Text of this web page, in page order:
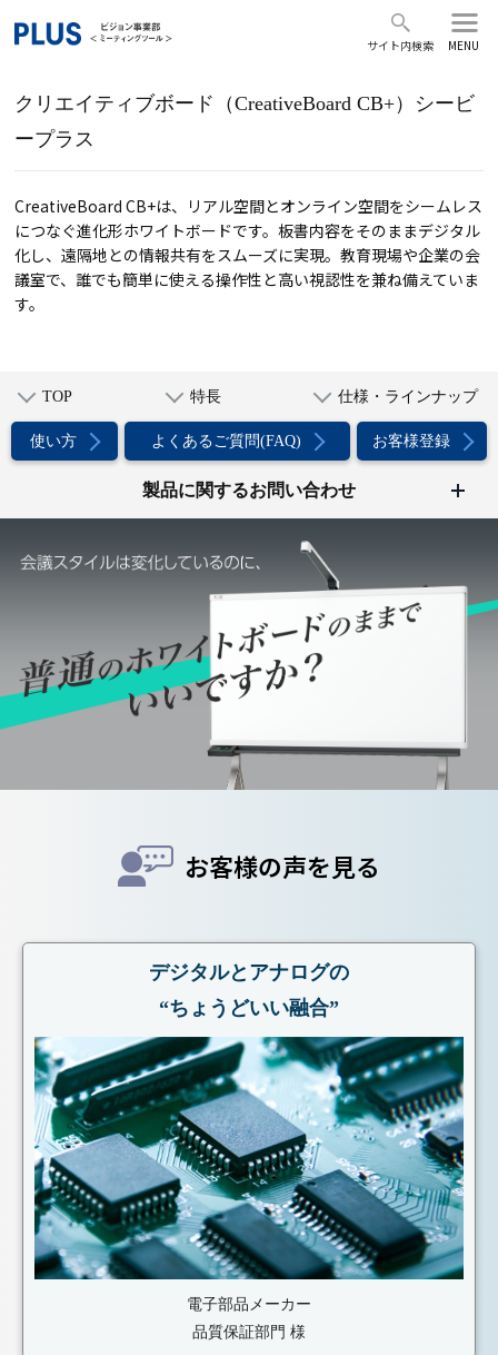
サイト内検索 MENU
クリエイティブボード（CreativeBoard CB+）シービ
ープラス
CreativeBoard CB+は、リアル空間とオンライン空間をシームレス
につなぐ進化形ホワイトボードです。板書内容をそのままデジタル
化し、遠隔地との情報共有をスムーズに実現。教育現場や企業の会
議室で、誰でも簡単に使える操作性と高い視認性を兼ね備えていま
す。
TOP 特長 仕様・ラインナップ
使い方 よくあるご質問(FAQ) お客様登録
製品に関するお問い合わせ
お客様の声を見る
デジタルとアナログの
“ちょうどいい融合”
電子部品メーカー
品質保証部門 様